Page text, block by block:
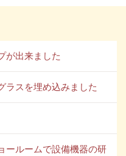
が出来ました
ラスを埋め込みました
ールームで設備機器の研